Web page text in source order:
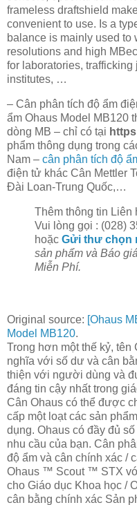
frameless draftshield
convenient to use. Is a
balance is mainly used to
resolutions and high
for laboratories,
institutes, …
– Cân phân tích độ ẩm
ẩm Ohaus Model MB120
dòng MB – chỉ có tại
phẩm thông dụng trong
Nam – cân phân tích độ
điện tử khác Cân Mettler
Đài Loan-Trung Quốc,…
Thêm thông tin Liên
Vui lòng gọi : (028)
hoặc Gửi thư chọn
sản phẩm và Báo
Miễn Phí.
Original source: [Ohaus
Model MB120.
Trong hơn một thế kỷ,
nghĩa với số dư và cân
thiện với người dùng và
đáng tin cậy nhất trong
Cân Ohaus có thể được
cấp một loạt các sản
dụng. Ohaus có đầy đủ
nhu cầu của bạn. Cân
độ ẩm và cân chính xác /
Ohaus ™ Scout ™ STX
cho Giáo dục Khoa học /
cân bằng chính xác Sản